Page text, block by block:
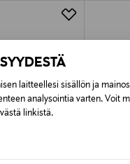
laitteellesi sisällön ja
analysointia varten. Voit
linkistä.
€, kun toimitus on